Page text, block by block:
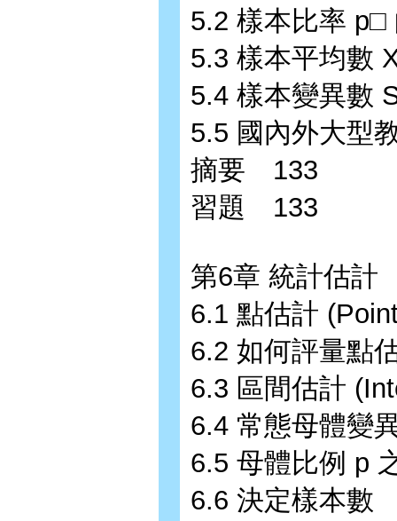
5.2 樣本比率 p□
5.3 樣本平均數
5.4 樣本變異數
5.5 國內外大型
摘要 133
習題 133
第6章 統計估
6.1 點估計
6.2 如何評量點
6.3 區間估計
6.4 常態母體變
6.5 母體比例 p
6.6 決定樣本數